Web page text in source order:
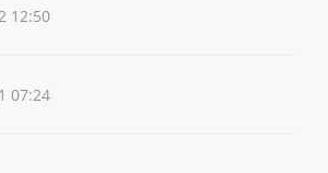
12:50
07:24